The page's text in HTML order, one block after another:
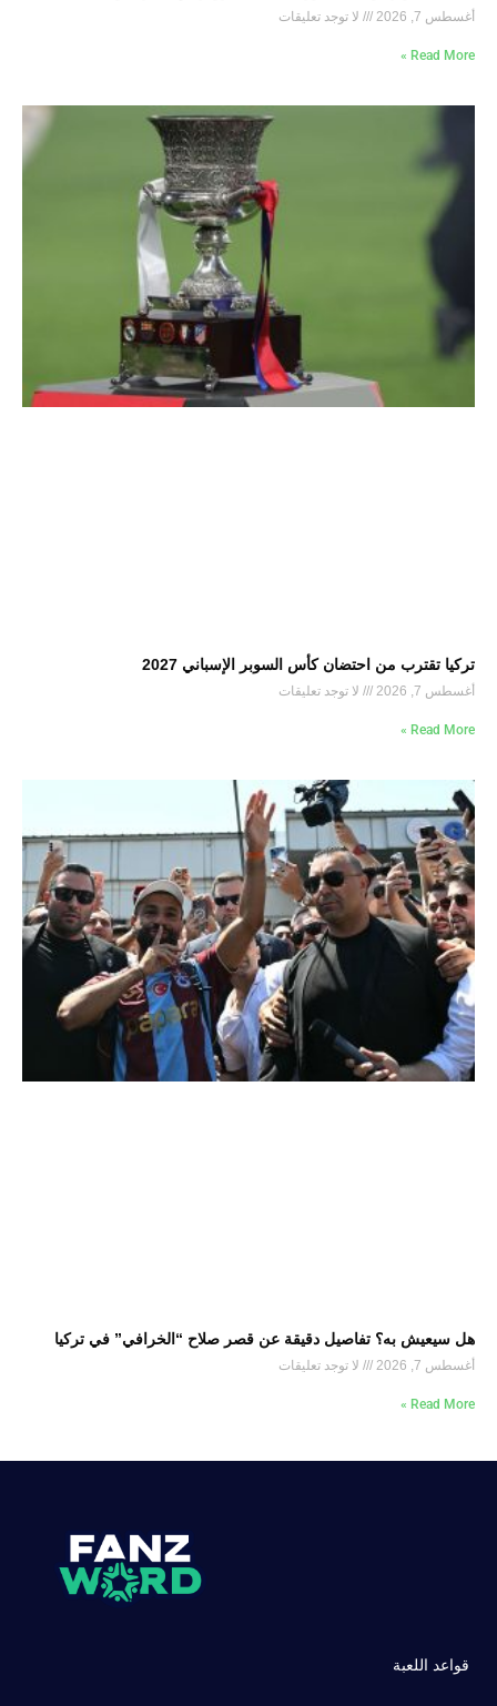
أغسطس 7, 2026 لا توجد تعليقات
Read More »
تركيا تقترب من احتضان كأس السوبر الإسباني 2027
أغسطس 7, 2026 لا توجد تعليقات
Read More »
هل سيعيش به؟ تفاصيل دقيقة عن قصر صلاح “الخرافي” في تركيا
أغسطس 7, 2026 لا توجد تعليقات
Read More »
قواعد اللعبة